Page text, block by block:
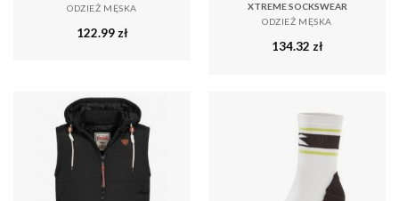
ODZIEŻ MĘSKA
122.99 zł
XTREME SOCKSWEAR
ODZIEŻ MĘSKA
134.32 zł